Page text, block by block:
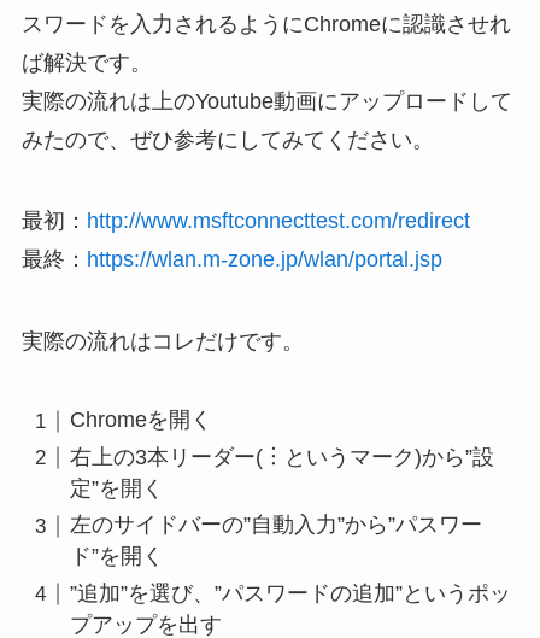
スワードを入力されるようにChromeに認識させれ
ば解決です。
実際の流れは上のYoutube動画にアップロードして
みたので、ぜひ参考にしてみてください。
最初： http://www.msftconnecttest.com/redirect
最終： https://wlan.m-zone.jp/wlan/portal.jsp
実際の流れはコレだけです。
Chromeを開く
右上の3本リーダー(︙というマーク)から”設
定”を開く
左のサイドバーの”自動入力”から”パスワー
ド”を開く
”追加”を選び、”パスワードの追加”というポッ
プアップを出す